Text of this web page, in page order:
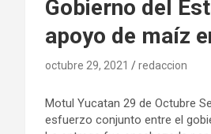
Gobierno del
apoyo de maíz
octubre 29, 2021 redaccion
Motul Yucatan 29 de Octubre
esfuerzo conjunto entre el